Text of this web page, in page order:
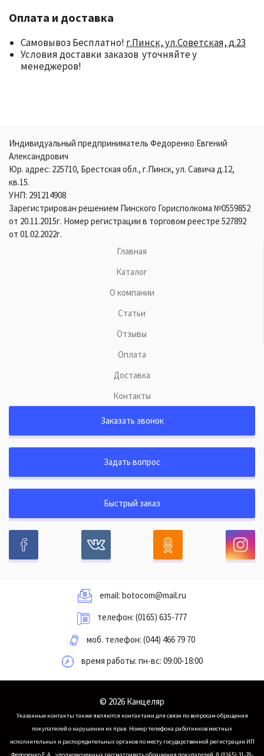
Оплата и доставка
Самовывоз Бесплатно! г.Пинск, ул.Советская, д.23
Условия доставки заказов уточняйте у
менеджеров!
Индивидуальный предприниматель Федоренко Евгений
Александрович
Юр. адрес: 225710, Брестская обл., г.Пинск, ул. Савича д.12,
кв.15.
УНП: 291214908
Зарегистрирован решением Пинского Горисполкома №0559852
от 20.11.2015г. Номер регистрации в торговом реестре 527892
от 01.02.2022г.
Главная
Каталог
О компании
Статьи
Отзывы
Оплата
Доставка
Контакты
Заказать звонок
Задать вопрос
Быстрый заказ
email: botocom@mail.ru
телефон: (0165) 635-777
моб. телефон: (044) 466 79 70
время работы: пн-вс: 09:00-18:00
© 2026 Канцеляр
Указанные контакты также являются контактами для связи по вопросам обращения
покупателей о нарушении их прав. Номер телефона работников местных
исполнительных и распорядительных органов по месту государственной регистрации ИП